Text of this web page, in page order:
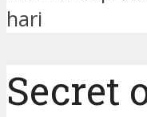
hari
Secret